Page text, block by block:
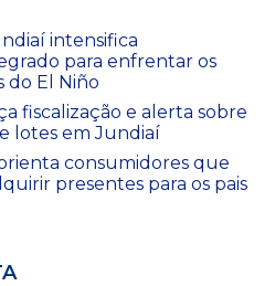
intensifica
para enfrentar os
do El Niño
fiscalização e alerta sobre
lotes em Jundiaí
consumidores que
presentes para os pais